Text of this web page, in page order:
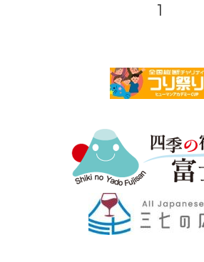
1